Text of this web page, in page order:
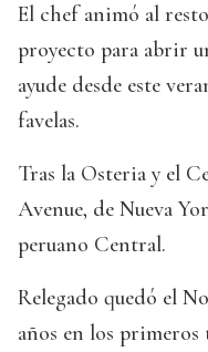
El chef animó al
proyecto para abrir
ayude desde este
favelas.
Tras la Osteria y el
Avenue, de Nueva
peruano Central.
Relegado quedó el
años en los primeros